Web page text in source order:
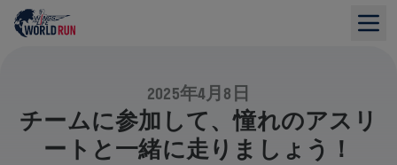
2025年4月8日
チームに参加して、憧れのアスリ
ートと一緒に走りましょう！